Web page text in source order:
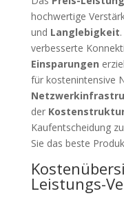
hochwertige
und Langlebigkeit
verbesserte
Einsparungen
für kostenintensive
der
Kaufentscheidung
Sie das beste
Leistungs-